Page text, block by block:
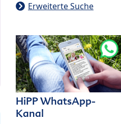
Erweiterte Suche
HiPP WhatsApp-
Kanal